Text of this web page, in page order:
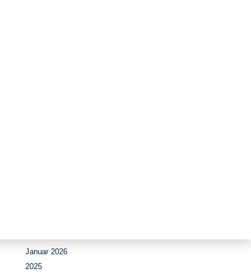
Januar 2026
2025